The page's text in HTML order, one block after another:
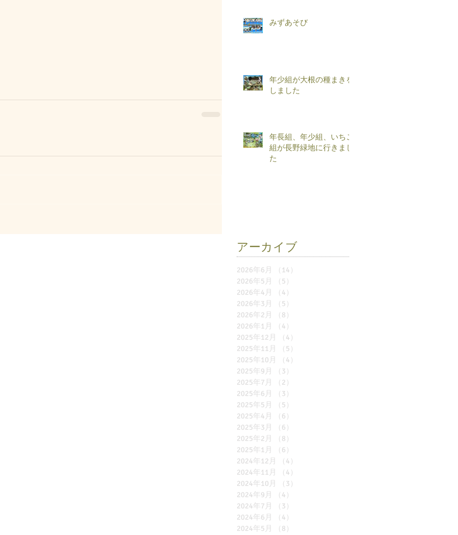
みずあそび
年少組が大根の種まきを
しました
年長組、年少組、いちご
組が長野緑地に行きまし
た
アーカイブ
2026年6月 （14）
2026年5月
（5）
2026年4月
（4）
2026年3月
（5）
2026年2月
（8）
2026年1月
（4）
2025年12月
（4）
2025年11月
（5）
2025年10月
（4）
2025年9月
（3）
2025年7月
（2）
2025年6月
（3）
2025年5月
（5）
2025年4月
（6）
2025年3月
（6）
2025年2月
（8）
2025年1月
（6）
2024年12月
（4）
2024年11月
（4）
2024年10月
（3）
2024年9月
（4）
2024年7月
（3）
2024年6月
（4）
2024年5月
（8）